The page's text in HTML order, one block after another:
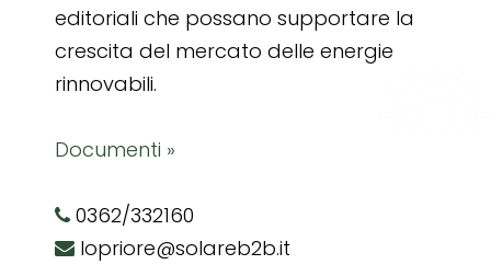
editoriali che possano supportare la
crescita del mercato delle energie
rinnovabili.
Documenti »
0362/332160
lopriore@solareb2b.it